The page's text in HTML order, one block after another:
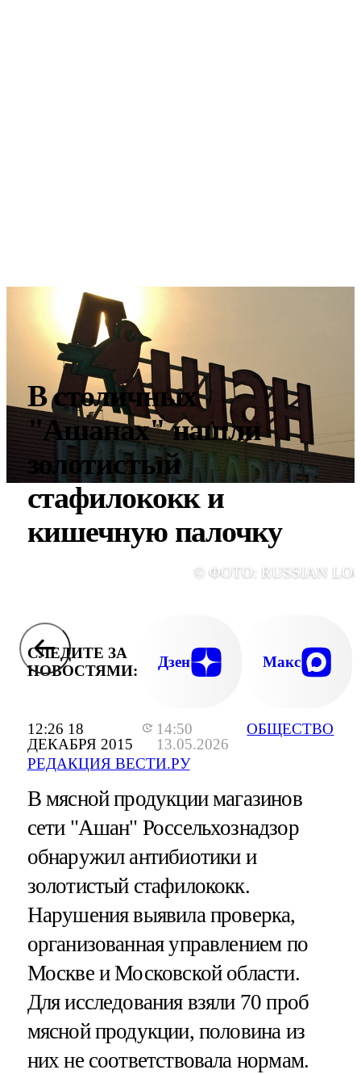
12:26 18
ДЕКАБРЯ 2015
14:50
13.05.2026
РЕДАКЦИЯ ВЕСТИ.РУ
ОБЩЕСТВО
В столичных
"Ашанах" нашли
золотистый
стафилококк и
кишечную палочку
© ФОТО: RUSSIAN
СЛЕДИТЕ ЗА
НОВОСТЯМИ:
Дзен Макс
В мясной продукции магазинов
сети "Ашан" Россельхознадзор
обнаружил антибиотики и
золотистый стафилококк.
Нарушения выявила проверка,
организованная управлением по
Москве и Московской области.
Для исследования взяли 70 проб
мясной продукции, половина из
них не соответствовала нормам.